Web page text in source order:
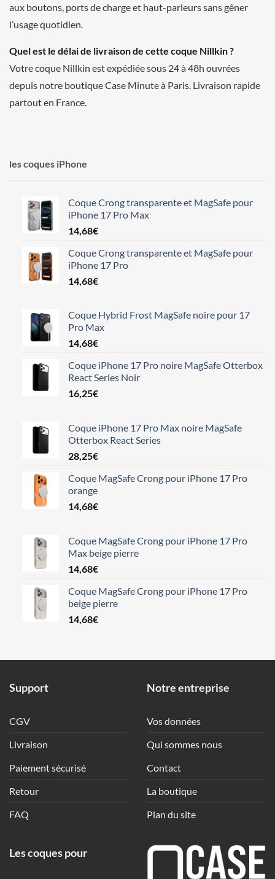
aux boutons, ports de charge et haut-parleurs sans gêner
l’usage quotidien.
Quel est le délai de livraison de cette coque Nillkin ?
Votre coque Nillkin est expédiée sous 24 à 48h ouvrées
depuis notre boutique Case Minute à Paris. Livraison rapide
partout en France.
les coques iPhone
Coque Crong transparente et MagSafe pour
iPhone 17 Pro Max
14,68€
Coque Crong transparente et MagSafe pour
iPhone 17 Pro
14,68€
Coque Hybrid Frost MagSafe noire pour 17
Pro Max
14,68€
Coque iPhone 17 Pro noire MagSafe Otterbox
React Series Noir
16,25€
Coque iPhone 17 Pro Max noire MagSafe
Otterbox React Series
28,25€
Coque MagSafe Crong pour iPhone 17 Pro
orange
14,68€
Coque MagSafe Crong pour iPhone 17 Pro
Max beige pierre
14,68€
Coque MagSafe Crong pour iPhone 17 Pro
beige pierre
14,68€
Support
CGV
Livraison
Paiement sécurisé
Retour
FAQ
Notre entreprise
Vos données
Qui sommes nous
Contact
La boutique
Plan du site
Les coques pour